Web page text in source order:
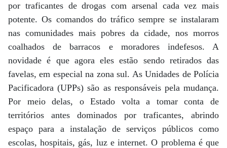
por traficantes de drogas com arsenal cada vez mais
potente. Os comandos do tráfico sempre se instalaram
nas comunidades mais pobres da cidade, nos morros
coalhados de barracos e moradores indefesos. A
novidade é que agora eles estão sendo retirados das
favelas, em especial na zona sul. As Unidades de Polícia
Pacificadora (UPPs) são as responsáveis pela mudança.
Por meio delas, o Estado volta a tomar conta de
territórios antes dominados por traficantes, abrindo
espaço para a instalação de serviços públicos como
escolas, hospitais, gás, luz e internet. O problema é que